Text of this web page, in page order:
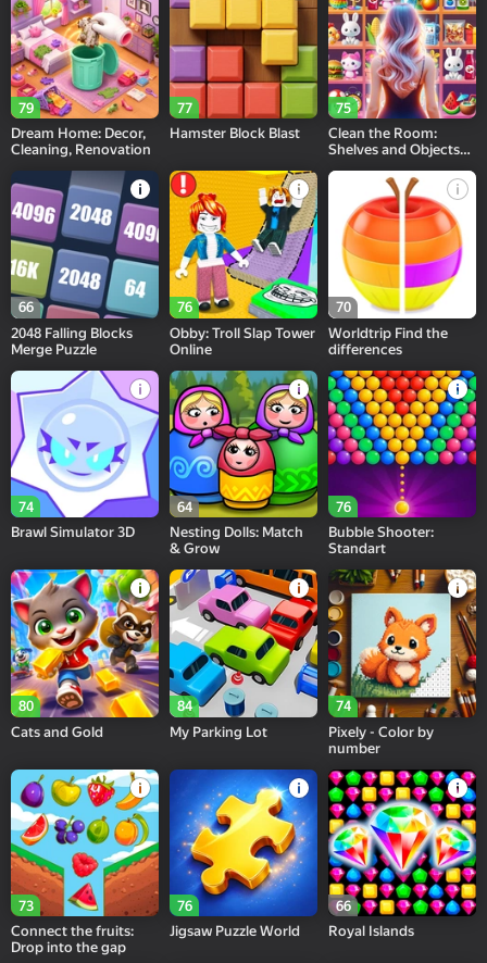
79
Dream Home: Decor,
Cleaning, Renovation
77
Hamster Block Blast
75
Clean the Room:
Shelves and Objects
66
2048 Falling Blocks
Merge Puzzle
76
Obby: Troll Slap Tower
Online
70
Worldtrip Find the
differences
74
Brawl Simulator 3D
64
Nesting Dolls: Match
& Grow
76
Bubble Shooter:
Standart
80
Cats and Gold
84
My Parking Lot
74
Pixely - Color by
number
73
Connect the fruits:
Drop into the gap
76
Jigsaw Puzzle World
66
Royal Islands